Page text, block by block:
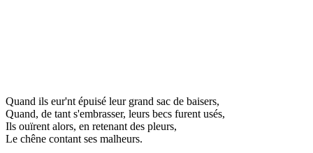
Quand ils eur'nt épuisé leur grand sac de baisers,
Quand, de tant s'embrasser, leurs becs furent usés,
Ils ouïrent alors, en retenant des pleurs,
Le chêne contant ses malheurs.